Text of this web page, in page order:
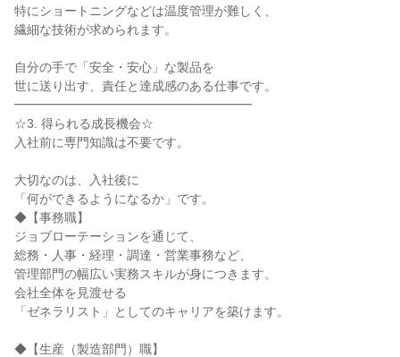
特にショートニングなどは温度管理が難しく、
繊細な技術が求められます。
自分の手で「安全・安心」な製品を
世に送り出す、責任と達成感のある仕事です。
━━━━━━━━━━━━━━━━━━━
☆3. 得られる成長機会☆
入社前に専門知識は不要です。
大切なのは、入社後に
「何ができるようになるか」です。
◆【事務職】
ジョブローテーションを通じて、
総務・人事・経理・調達・営業事務など、
管理部門の幅広い実務スキルが身につきます。
会社全体を見渡せる
「ゼネラリスト」としてのキャリアを築けます。
◆【生産（製造部門）職】